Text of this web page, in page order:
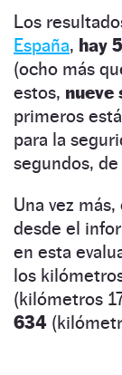
Los
España, hay
(ocho más
estos, nueve
primeros
para la
segundos,
Una vez
desde el
en esta
los
(kilómetros
634